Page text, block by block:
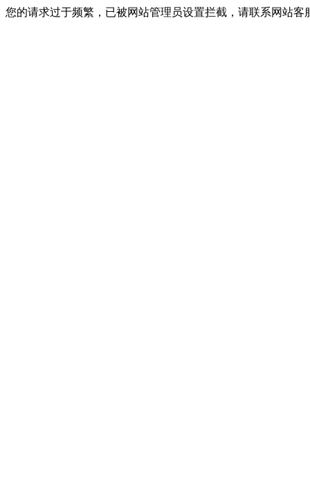
您的请求过于频繁，已被网站管理员设置拦截，请联系网站客